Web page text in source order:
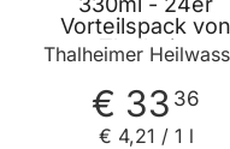
Vorteilspack von
Thalheim
Thalheimer
€ 33 36
€ 4,21 / 1 l